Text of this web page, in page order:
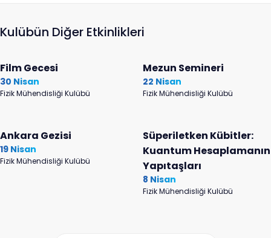
Kulübün Diğer Etkinlikleri
Film Gecesi
30 Nisan
Fizik Mühendisliği Kulübü
Mezun Semineri
22 Nisan
Fizik Mühendisliği Kulübü
Ankara Gezisi
19 Nisan
Fizik Mühendisliği Kulübü
Süperiletken Kübitler:
Kuantum Hesaplamanın
Yapıtaşları
8 Nisan
Fizik Mühendisliği Kulübü